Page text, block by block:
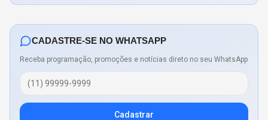
CADASTRE-SE NO WHATSAPP
Receba programação, promoções e notícias direto no seu WhatsApp
Cadastrar